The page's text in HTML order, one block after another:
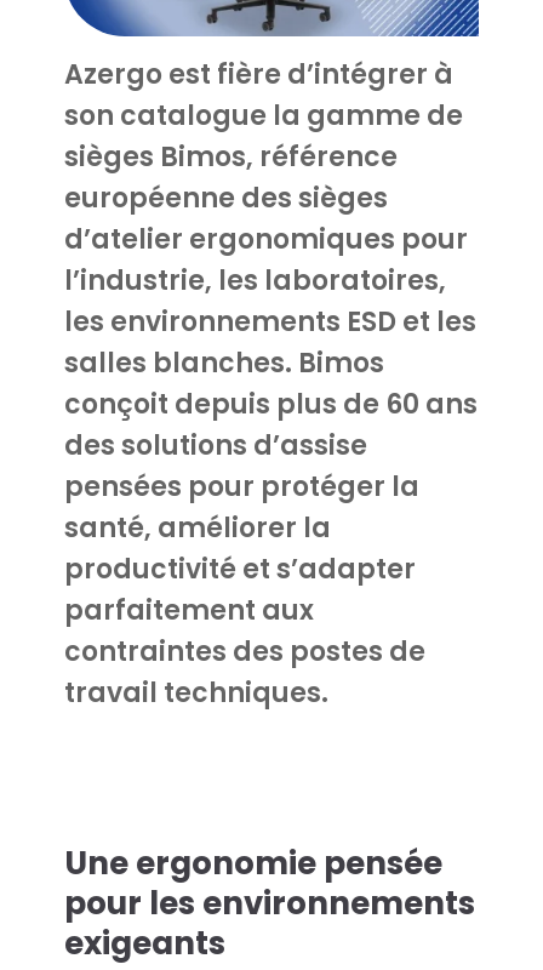
Azergo est fière d’intégrer à
son catalogue la gamme de
sièges Bimos, référence
européenne dessièges
d’atelier ergonomiques pour
l’industrie, les laboratoires,
les environnements ESD et les
salles blanches. Bimos
conçoit depuis plus de 60 ans
des solutions d’assise
pensées pour protéger la
santé, améliorer la
productivité et s’adapter
parfaitement aux
contraintes des postes de
travail techniques.
Une ergonomie pensée
pour les environnements
exigeants